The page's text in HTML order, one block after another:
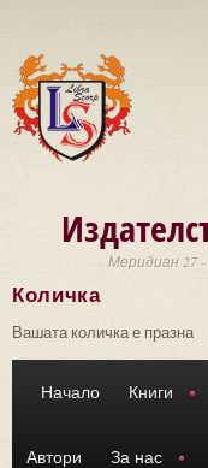
Меридиан 27
Количка
Вашата количка е празна
Начало Книги
Автори За нас